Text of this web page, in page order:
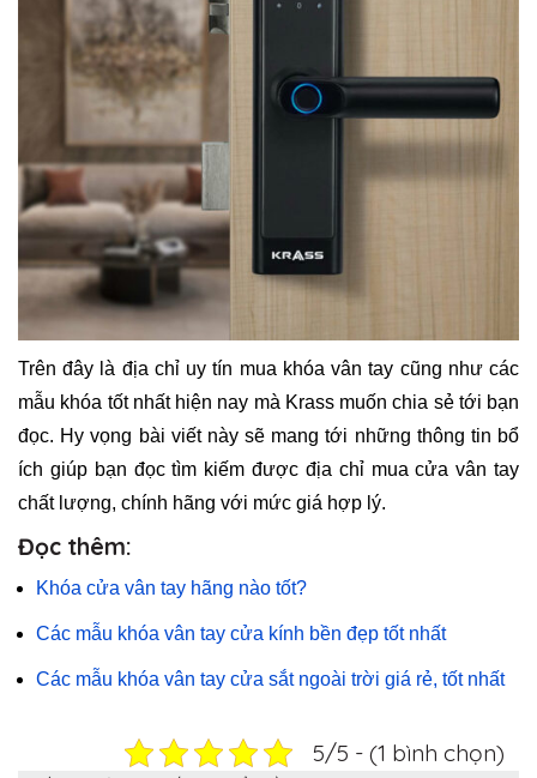
Trên đây là địa chỉ uy tín mua khóa vân tay cũng như các
mẫu khóa tốt nhất hiện nay mà Krass muốn chia sẻ tới bạn
đọc. Hy vọng bài viết này sẽ mang tới những thông tin bổ
ích giúp bạn đọc tìm kiếm được địa chỉ mua cửa vân tay
chất lượng, chính hãng với mức giá hợp lý.
Đọc thêm:
Khóa cửa vân tay hãng nào tốt?
Các mẫu khóa vân tay cửa kính bền đẹp tốt nhất
Các mẫu khóa vân tay cửa sắt ngoài trời giá rẻ, tốt nhất
5/5 - (1 bình chọn)